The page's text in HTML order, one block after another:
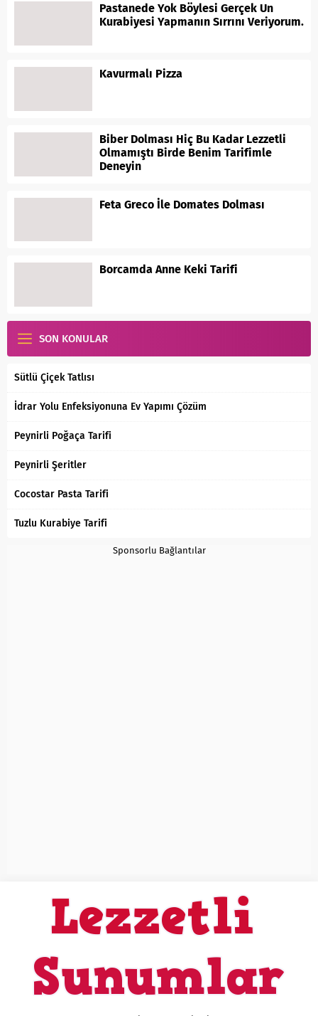
Pastanede Yok Böylesi Gerçek Un
Kurabiyesi Yapmanın Sırrını Veriyorum.
Kavurmalı Pizza
Biber Dolması Hiç Bu Kadar Lezzetli
Olmamıştı Birde Benim Tarifimle
Deneyin
Feta Greco İle Domates Dolması
Borcamda Anne Keki Tarifi
SON KONULAR
Sütlü Çiçek Tatlısı
İdrar Yolu Enfeksiyonuna Ev Yapımı Çözüm
Peynirli Poğaça Tarifi
Peynirli Şeritler
Cocostar Pasta Tarifi
Tuzlu Kurabiye Tarifi
Sponsorlu Bağlantılar